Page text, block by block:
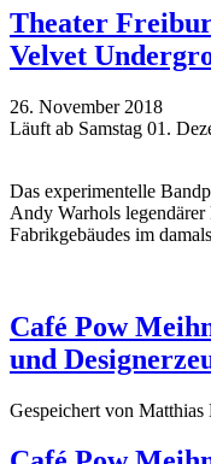
Theater
Velvet
26. November 2018
Läuft ab Samstag 01.
Das experimentelle
Andy Warhols legendärer
Fabrikgebäudes im
Café Pow
und
Gespeichert von Matthias